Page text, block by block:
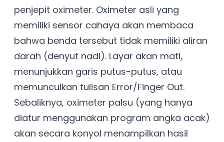
penjepit oximeter. Oximeter asli yang
memiliki sensor cahaya akan membaca
bahwa benda tersebut tidak memiliki aliran
darah (denyut nadi). Layar akan mati,
menunjukkan garis putus-putus, atau
memunculkan tulisan Error/Finger Out.
Sebaliknya, oximeter palsu (yang hanya
diatur menggunakan program angka acak)
akan secara konyol menampilkan hasil